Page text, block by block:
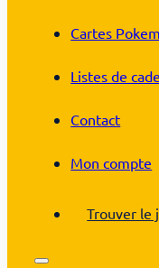
Cartes
Listes de
Contact
Mon compte
Trouver le